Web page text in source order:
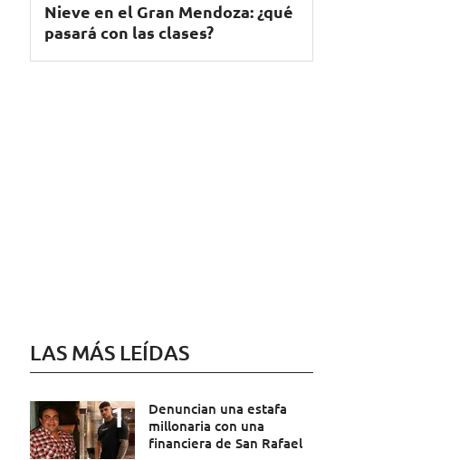
Nieve en el Gran Mendoza: ¿qué
pasará con las clases?
LAS MÁS LEÍDAS
Denuncian una estafa
millonaria con una
financiera de San Rafael